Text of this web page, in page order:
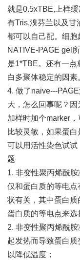
就是0.5xTBE,上样
有Tris,溴芬兰以及甘
都可以自己配。细
NATIVE-PAGE gel
是1*TBE。还有一
白多聚体稳定的因素
4. 做了naive---
大，怎么回事呢？因
加样时加个marker
比较灵敏，如果蛋白
可以用活性染色试
题
1. 非变性聚丙烯酰
仅和蛋白质的等电
状有关，其中蛋白
蛋白质的等电点来选
2. 非变性聚丙烯酰
起发热而导致蛋白
以降低温度；